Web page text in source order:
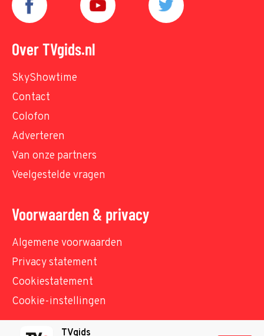
Over TVgids.nl
SkyShowtime
Contact
Colofon
Adverteren
Van onze partners
Veelgestelde vragen
Voorwaarden & privacy
Algemene voorwaarden
Privacy statement
Cookiestatement
Cookie-instellingen
TVgids